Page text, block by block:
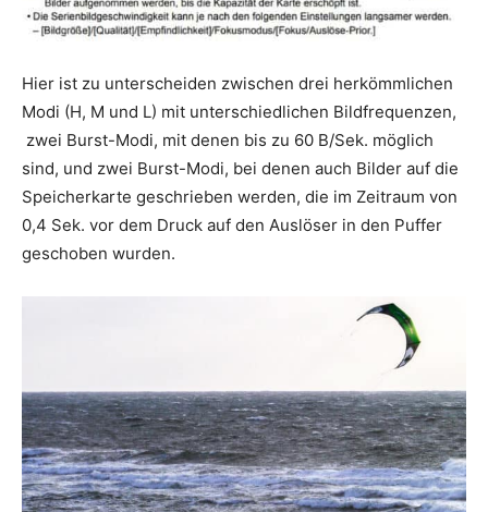
Hier ist zu unterscheiden zwischen drei herkömmlichen
Modi (H, M und L) mit unterschiedlichen Bildfrequenzen,
zwei Burst-Modi, mit denen bis zu 60 B/Sek. möglich
sind, und zwei Burst-Modi, bei denen auch Bilder auf die
Speicherkarte geschrieben werden, die im Zeitraum von
0,4 Sek. vor dem Druck auf den Auslöser in den Puffer
geschoben wurden.